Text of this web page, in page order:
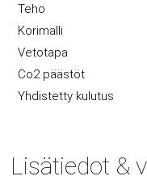
Teho
Korimalli
Vetotapa
Co2 päästöt
Yhdistetty kulutus
Lisätiedot &